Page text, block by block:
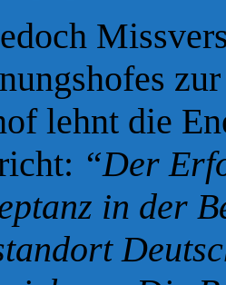
lehnt die
“Der
in der